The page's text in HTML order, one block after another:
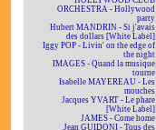
ORCHESTRA - Hollywood
party
Hubert MANDRIN - Si j'avais
des dollars [White Label]
Iggy POP - Livin' on the edge of
the night
IMAGES - Quand la musique
tourne
Isabelle MAYEREAU - Les
mouches
Jacques YVART - Le phare
[White Label]
JAMES - Come home
Jean GUIDONI - Tous des